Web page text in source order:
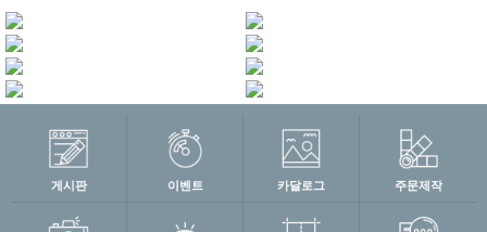
게시판 이벤트 카달로그 주문제작